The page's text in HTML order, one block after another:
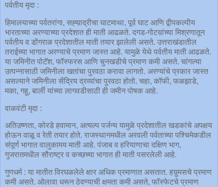
पर्वतीय मृदा :
हिमालयाच्या पर्वतरांगा, सह्य़ाद्रीचा घाटमाथा, पूर्व घाट आणि द्वीपकल्पीय
भारताच्या अरण्याच्या प्रदेशात ही माती आढळते. दगड-गोटय़ांच्या मिश्रणातून
पर्वतीय व डोंगराळ प्रदेशातील माती तयार झालेली असते. उत्तराखंडातील
तराईच्या भागात अरण्याचे प्रमाण जास्त आहे. यामुळे येथे पर्वतीय माती आढळते.
या जमिनीत पोटॅश, फॉस्फरस आणि चुनखडीचे प्रमाण कमी असते. चांगल्या
उत्पन्नासाठी जमिनीला खतांचा पुरवठा करावा लागतो. अरण्यांचे प्रकार जास्त
असल्याने जमिनीला सेंद्रिय द्रव्यांचा पुरवठा होतो. चहा, कॉफी, फळझाडे,
मका, गहू, बार्ली यांच्या लागवडीसाठी ही जमीन पोषक आहे.
वाळवंटी मृदा :
अतिउष्णता, कोरडे हवामान, अत्यल्प पर्जन्य यामुळे प्रदेशातील खडकांचे अपक्षय
होऊन वाळू व रेती तयार होते. राजस्थानमधील अरवली पर्वताच्या पश्चिमेकडील
संपूर्ण भागात वालुकामय माती आहे. पंजाब व हरियाणाचा दक्षिण भाग,
गुजरातमधील सौराष्ट्र व कच्छच्या भागात ही माती पसरलेली आहे.
गुणधर्म : या मातीत विरघळलेले क्षार अधिक प्रमाणात असतात. हय़ुमसचे प्रमाण
कमी असते. ओलावा धरून ठेवण्याची क्षमता कमी असते, फॉस्फेटचे प्रमाण